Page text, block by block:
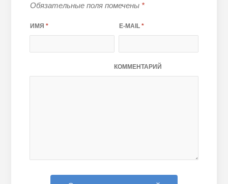
Обязательные поля помечены *
ИМЯ * E-MAIL *
КОММЕНТАРИЙ